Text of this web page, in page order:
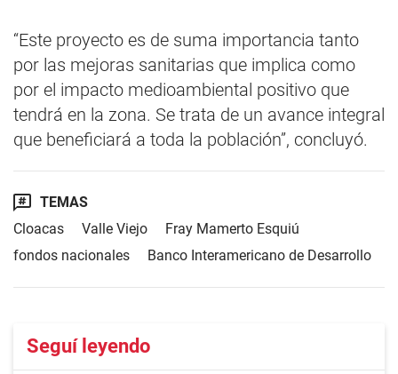
“Este proyecto es de suma importancia tanto
por las mejoras sanitarias que implica como
por el impacto medioambiental positivo que
tendrá en la zona. Se trata de un avance integral
que beneficiará a toda la población”, concluyó.
TEMAS
Cloacas
Valle Viejo
Fray Mamerto Esquiú
fondos nacionales
Banco Interamericano de Desarrollo
Seguí leyendo